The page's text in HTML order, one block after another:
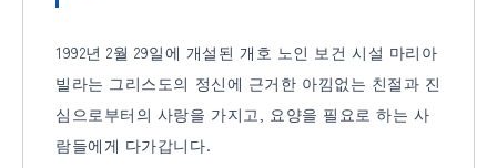
1992년 2월 29일에 개설된 개호 노인 보건 시설 마리아
빌라는 그리스도의 정신에 근거한 아낌없는 친절과 진
심으로부터의 사랑을 가지고, 요양을 필요로 하는 사
람들에게 다가갑니다.